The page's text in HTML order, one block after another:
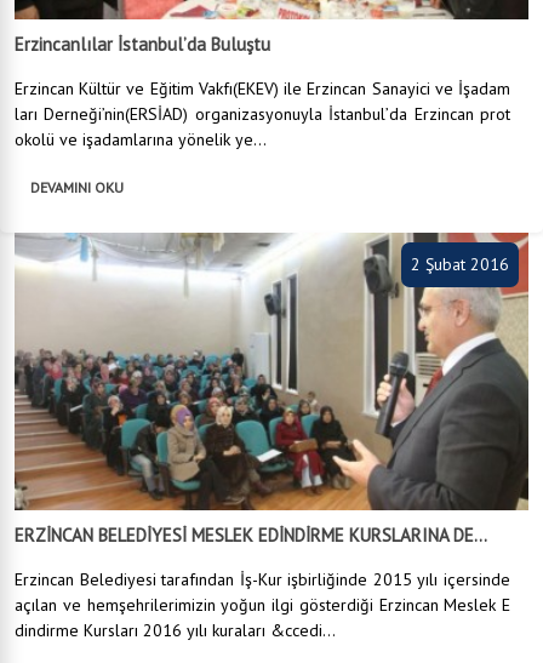
Erzincanlılar İstanbul’da Buluştu
Erzincan Kültür ve Eğitim Vakfı(EKEV) ile Erzincan Sanayici ve İşadam
ları Derneği’nin(ERSİAD) organizasyonuyla İstanbul’da Erzincan prot
okolü ve işadamlarına yönelik ye...
DEVAMINI OKU
2 Şubat 2016
ERZİNCAN BELEDİYESİ MESLEK EDİNDİRME KURSLARINA DE...
Erzincan Belediyesi tarafından İş-Kur işbirliğinde 2015 yılı içersinde
açılan ve hemşehrilerimizin yoğun ilgi gösterdiği Erzincan Meslek E
dindirme Kursları 2016 yılı kuraları &ccedi...